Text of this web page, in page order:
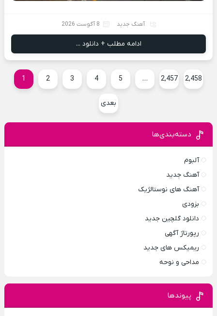
آهنگ جدید 8 آگوست 2026
ادامه مطلب + دانلود ...
1 2 3 4 5 … 2,457 2,458
بعدی
دسته‌بندی‌ها
آلبوم
آهنگ جدید
آهنگ های نوستالژیک
بزودی
دانلود گلچین جدید
رپورتاژ آگهی
ریمیکس های جدید
مداحی و نوحه
پیوندها